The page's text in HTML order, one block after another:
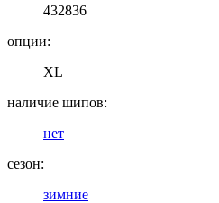
432836
опции:
XL
наличие шипов:
нет
сезон:
зимние